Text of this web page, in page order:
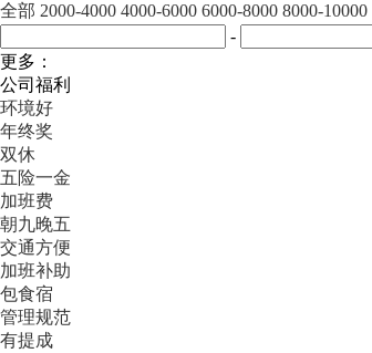
全部 2000-4000 4000-6000 6000-8000 8000-10000
-
更多：
公司福利
环境好
年终奖
双休
五险一金
加班费
朝九晚五
交通方便
加班补助
包食宿
管理规范
有提成